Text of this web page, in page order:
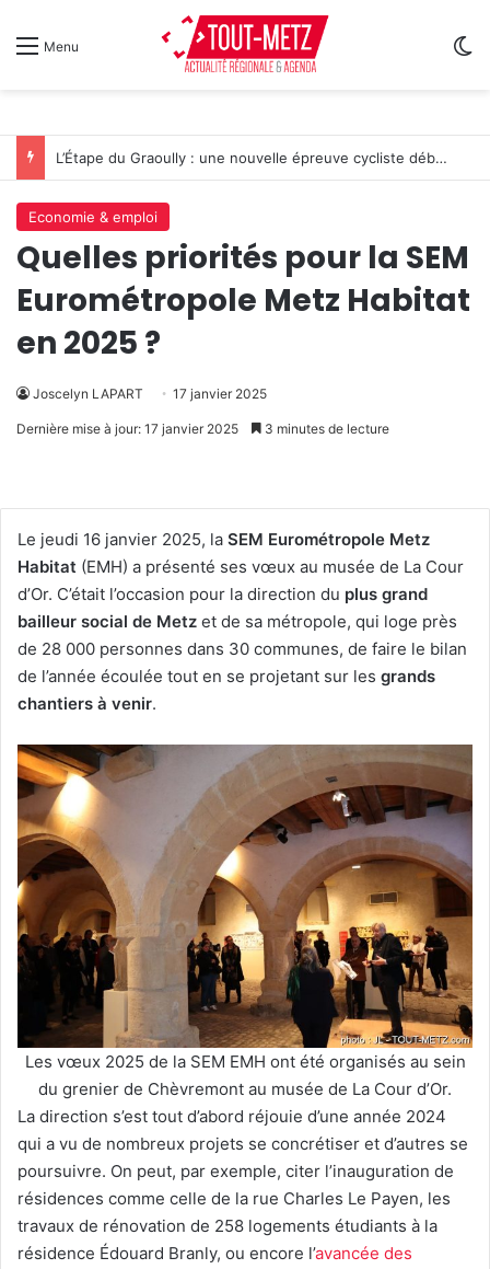
Menu
L’Étape du Graoully : une nouvelle épreuve cycliste débarque à Metz
Economie & emploi
Quelles priorités pour la SEM
Eurométropole Metz Habitat
en 2025 ?
Joscelyn LAPART 17 janvier 2025
Dernière mise à jour: 17 janvier 2025 3 minutes de lecture
Le jeudi 16 janvier 2025, la SEM Eurométropole Metz
Habitat (EMH) a présenté ses vœux au musée de La Cour
d’Or. C’était l’occasion pour la direction du plus grand
bailleur social de Metz et de sa métropole, qui loge près
de 28 000 personnes dans 30 communes, de faire le bilan
de l’année écoulée tout en se projetant sur les grands
chantiers à venir.
Les vœux 2025 de la SEM EMH ont été organisés au sein
du grenier de Chèvremont au musée de La Cour d’Or.
La direction s’est tout d’abord réjouie d’une année 2024
qui a vu de nombreux projets se concrétiser et d’autres se
poursuivre. On peut, par exemple, citer l’inauguration de
résidences comme celle de la rue Charles Le Payen, les
travaux de rénovation de 258 logements étudiants à la
résidence Édouard Branly, ou encore l’avancée des